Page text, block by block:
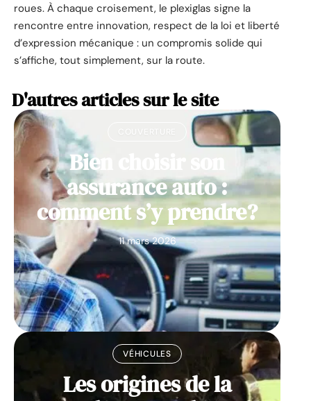
roues. À chaque croisement, le plexiglas signe la
rencontre entre innovation, respect de la loi et liberté
d’expression mécanique : un compromis solide qui
s’affiche, tout simplement, sur la route.
D'autres articles sur le site
Bien choisir son
assurance auto :
comment s’y prendre?
11 mars 2026
VÉHICULES
Les origines de la